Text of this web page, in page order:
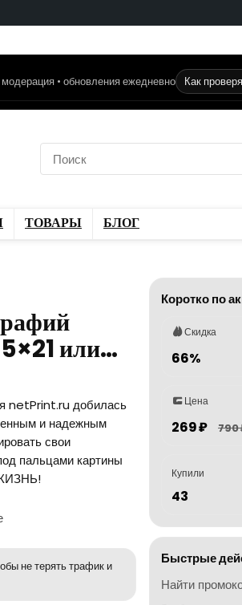
• обновления ежедневно Как
ТОВАРЫ БЛОГ
или…
добилась
и надежным
свои
пальцами картины
не терять трафик и
Коротко по
Скидка
66%
Цена
269 ₽ 790
Купили
43
Быстрые
Найти